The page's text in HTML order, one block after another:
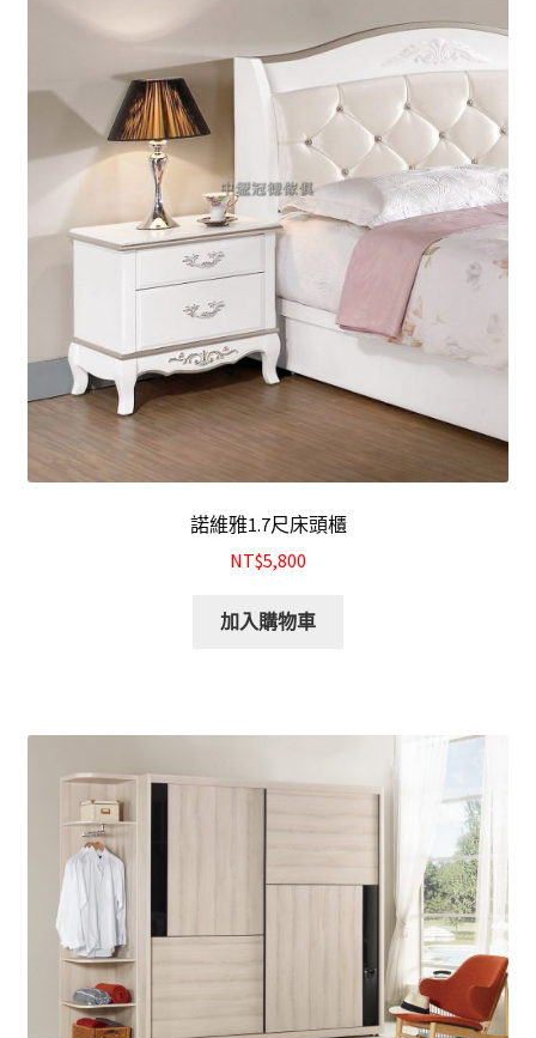
諾維雅1.7尺床頭櫃
NT$5,800
加入購物車